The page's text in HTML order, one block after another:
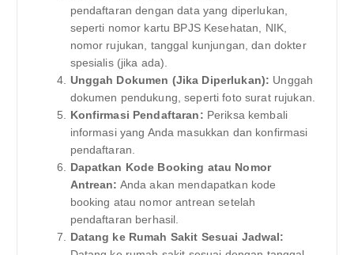
pendaftaran dengan data yang diperlukan,
seperti nomor kartu BPJS Kesehatan, NIK,
nomor rujukan, tanggal kunjungan, dan dokter
spesialis (jika ada).
Unggah Dokumen (Jika Diperlukan): Unggah
dokumen pendukung, seperti foto surat rujukan.
Konfirmasi Pendaftaran: Periksa kembali
informasi yang Anda masukkan dan konfirmasi
pendaftaran.
Dapatkan Kode Booking atau Nomor
Antrean: Anda akan mendapatkan kode
booking atau nomor antrean setelah
pendaftaran berhasil.
Datang ke Rumah Sakit Sesuai Jadwal: